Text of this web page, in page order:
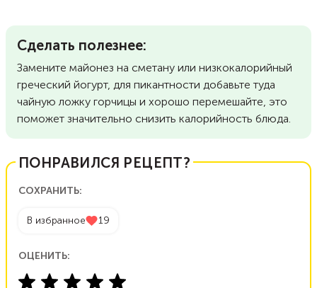
Сделать полезнее:
Замените майонез на сметану или низкокалорийный
греческий йогурт, для пикантности добавьте туда
чайную ложку горчицы и хорошо перемешайте, это
поможет значительно снизить калорийность блюда.
ПОНРАВИЛСЯ РЕЦЕПТ?
СОХРАНИТЬ:
В избранное 19
ОЦЕНИТЬ: